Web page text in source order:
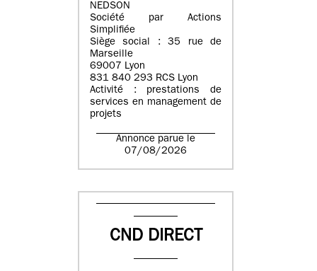
NEDSON
Société par Actions
Simplifiée
Siège social : 35 rue de
Marseille
69007 Lyon
831 840 293 RCS Lyon
Activité : prestations de
services en management de
projets
Annonce parue le
07/08/2026
CND DIRECT